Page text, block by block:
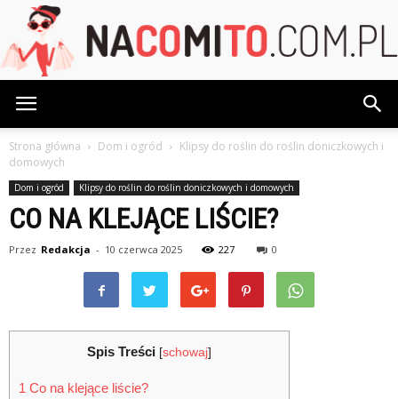
Strona główna Dom i ogród
Klipsy do roślin do roślin doniczkowych i
domowych
Dom i ogród Klipsy do roślin do roślin doniczkowych i domowych
CO NA KLEJĄCE LIŚCIE?
Przez Redakcja - 10 czerwca 2025 227 0
Spis Treści [schowaj]
1 Co na klejące liście?